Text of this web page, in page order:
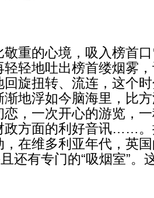
的心境，吸入榜首口
轻地吐出榜首缕烟雾
旋扭转、流连，这个
地浮如今脑海里，比
，一次开心的游览，
政方面的利好音讯……。
在维多利亚年代，英
还有专门的“吸烟室”。